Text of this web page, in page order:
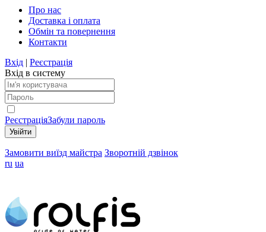
Про нас
Доставка і оплата
Обмін та повернення
Контакти
Вхід | Реєстрація
Вхід в систему
РеєстраціяЗабули пароль
Замовити виїзд майстра Зворотній дзвінок
ru ua